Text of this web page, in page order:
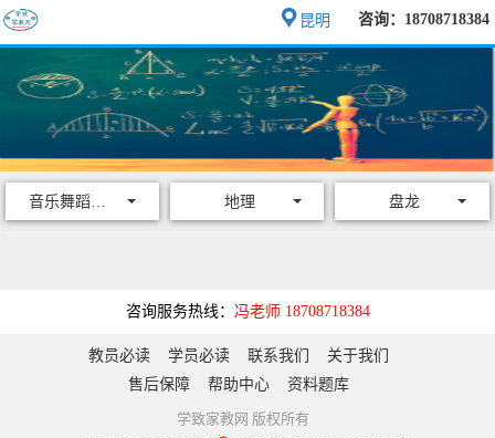
咨询：18708718384
昆明
音乐舞蹈乐器 地理 盘龙
咨询服务热线： 冯老师 18708718384
教员必读 学员必读 联系我们
关于我们
售后保障
帮助中心 资料题库
学致家教网 版权所有